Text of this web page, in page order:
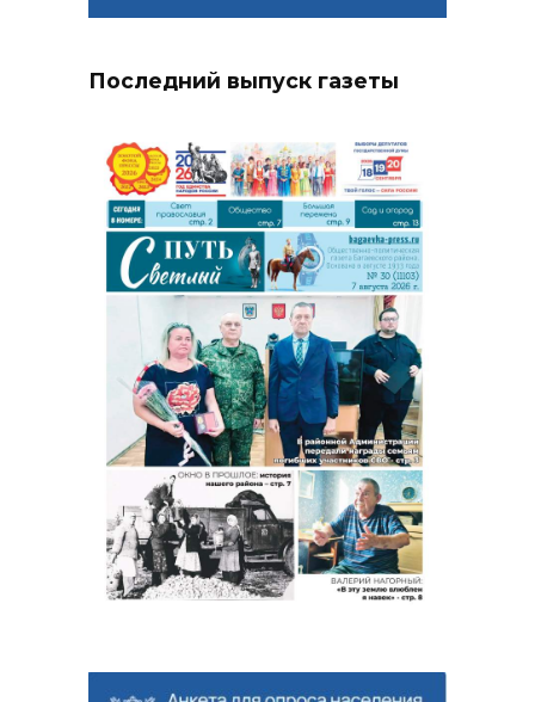
Последний выпуск газеты